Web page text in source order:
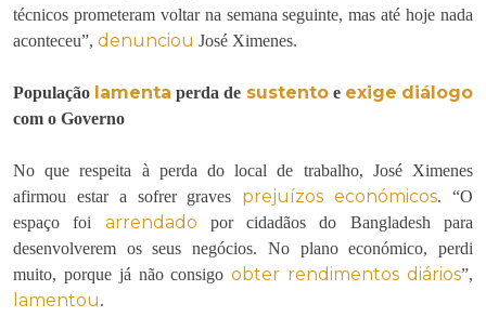
técnicos prometeram voltar na semana seguinte, mas até hoje nada
aconteceu”, denunciou José Ximenes.
População lamenta perda de sustentoe exige diálogo
com o Governo
No que respeita à perda do local de trabalho, José Ximenes
afirmou estar a sofrer graves prejuízos económicos. “O
espaço foi arrendado por cidadãos do Bangladesh para
desenvolverem os seus negócios. No plano económico, perdi
muito, porque já não consigoobter rendimentos diários”,
lamentou.